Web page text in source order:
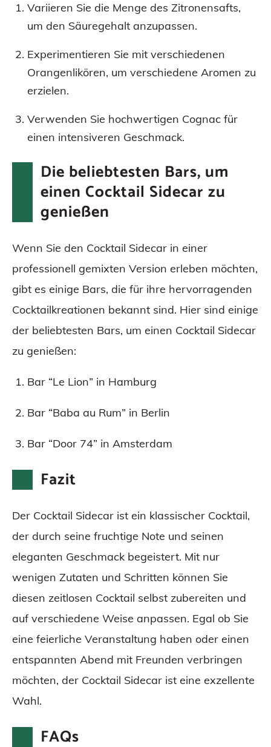
Variieren Sie die Menge des Zitronensafts,
um den Säuregehalt anzupassen.
Experimentieren Sie mit verschiedenen
Orangenlikören, um verschiedene Aromen zu
erzielen.
Verwenden Sie hochwertigen Cognac für
einen intensiveren Geschmack.
Die beliebtesten Bars, um
einen Cocktail Sidecar zu
genießen
Wenn Sie den Cocktail Sidecar in einer
professionell gemixten Version erleben möchten,
gibt es einige Bars, die für ihre hervorragenden
Cocktailkreationen bekannt sind. Hier sind einige
der beliebtesten Bars, um einen Cocktail Sidecar
zu genießen:
Bar “Le Lion” in Hamburg
Bar “Baba au Rum” in Berlin
Bar “Door 74” in Amsterdam
Fazit
Der Cocktail Sidecar ist ein klassischer Cocktail,
der durch seine fruchtige Note und seinen
eleganten Geschmack begeistert. Mit nur
wenigen Zutaten und Schritten können Sie
diesen zeitlosen Cocktail selbst zubereiten und
auf verschiedene Weise anpassen. Egal ob Sie
eine feierliche Veranstaltung haben oder einen
entspannten Abend mit Freunden verbringen
möchten, der Cocktail Sidecar ist eine exzellente
Wahl.
FAQs